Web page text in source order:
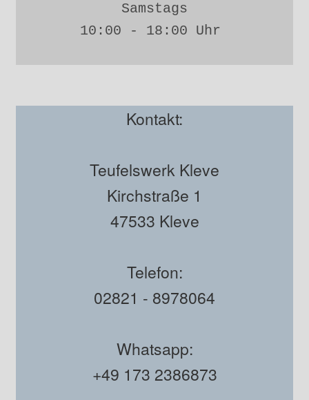
Samstags
10:00 - 18:00 Uhr
Kontakt:
Teufelswerk Kleve
Kirchstraße 1
47533 Kleve
Telefon:
02821 - 8978064
Whatsapp:
+49 173 2386873